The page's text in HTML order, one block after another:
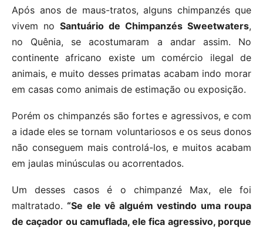
Após anos de maus-tratos, alguns chimpanzés que
vivem no Santuário de Chimpanzés Sweetwaters,
no Quênia, se acostumaram a andar assim. No
continente africano existe um comércio ilegal de
animais, e muito desses primatas acabam indo morar
em casas como animais de estimação ou exposição.
Porém os chimpanzés são fortes e agressivos, e com
a idade eles se tornam voluntariosos e os seus donos
não conseguem mais controlá-los, e muitos acabam
em jaulas minúsculas ou acorrentados.
Um desses casos é o chimpanzé Max, ele foi
maltratado.“Se ele vê alguém vestindo uma roupa
de caçador ou camuflada, ele fica agressivo, porque